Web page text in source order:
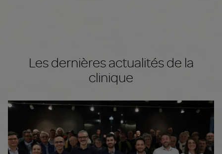
Les dernières actualités de la
clinique